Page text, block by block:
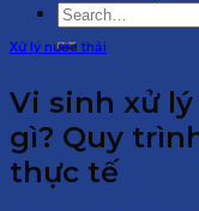
Search
for:
Xử lý nước thải
Vi sinh xử
gì? Quy
thực tế